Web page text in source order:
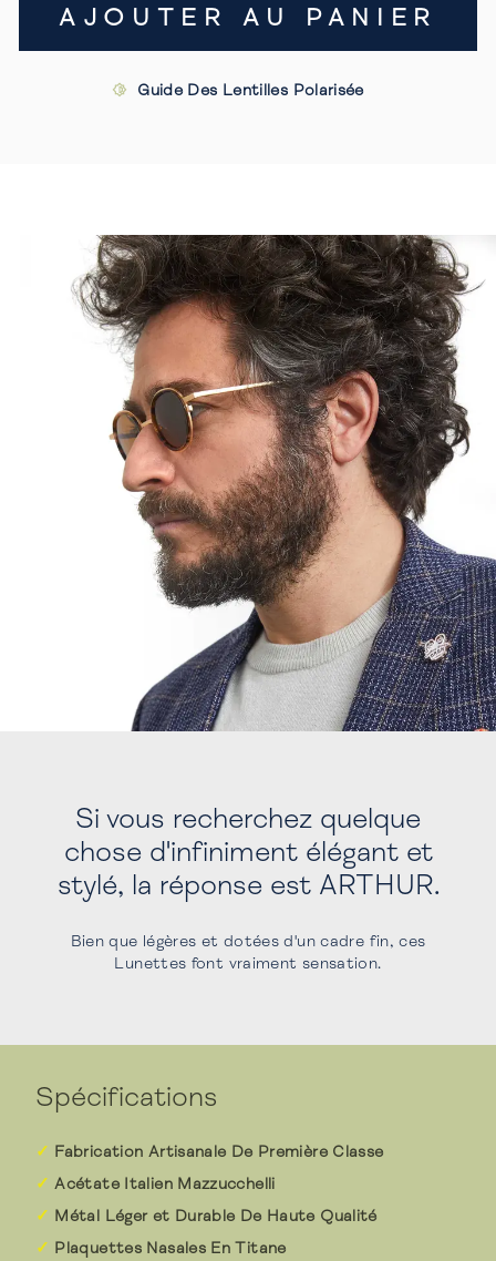
AJOUTER AU PANIER
Guide Des Lentilles Polarisée
Si vous recherchez quelque
chose d'infiniment élégant et
stylé, la réponse est ARTHUR.
Bien que légères et dotées d'un cadre fin, ces
Lunettes font vraiment sensation.
Spécifications
Fabrication Artisanale De Première Classe
Acétate Italien Mazzucchelli
Métal Léger et Durable De Haute Qualité
Plaquettes Nasales En Titane